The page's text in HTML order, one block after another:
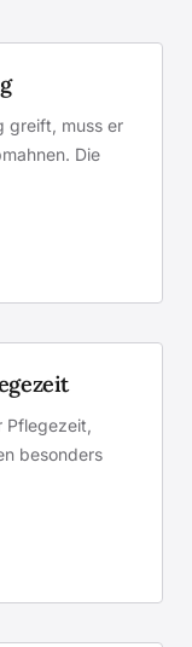
greift, muss er
Die
besonders